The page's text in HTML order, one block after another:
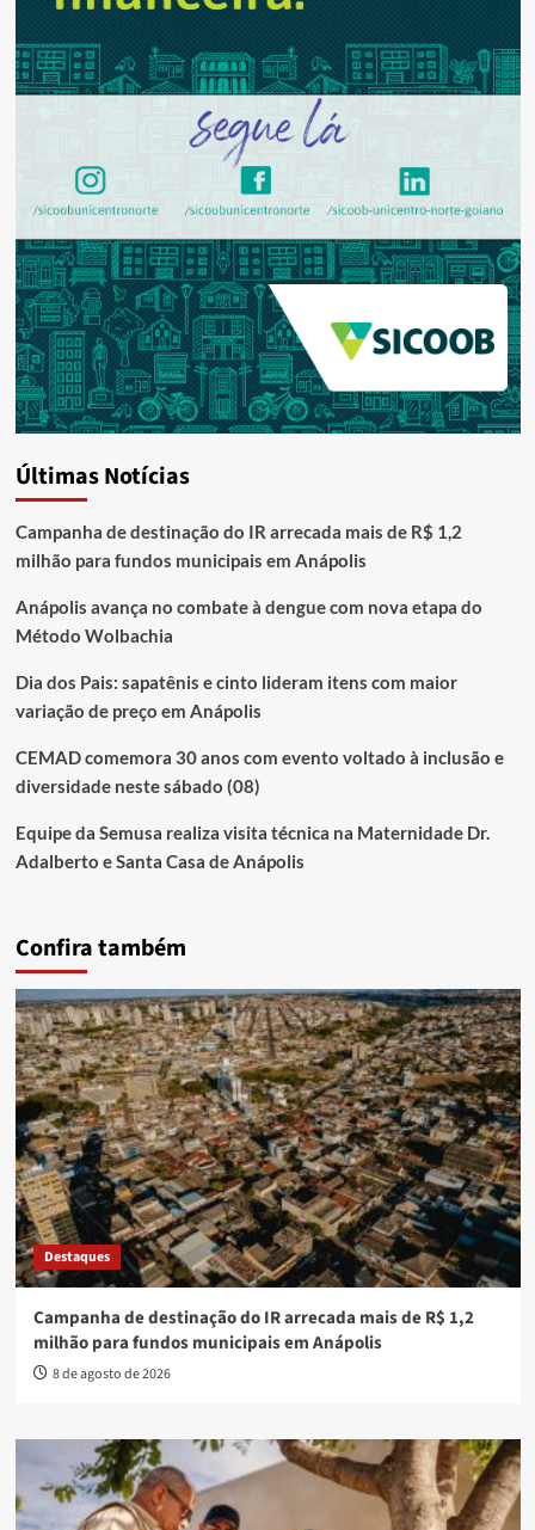
Últimas Notícias
Campanha de destinação do IR arrecada mais de R$ 1,2
milhão para fundos municipais em Anápolis
Anápolis avança no combate à dengue com nova etapa do
Método Wolbachia
Dia dos Pais: sapatênis e cinto lideram itens com maior
variação de preço em Anápolis
CEMAD comemora 30 anos com evento voltado à inclusão e
diversidade neste sábado (08)
Equipe da Semusa realiza visita técnica na Maternidade Dr.
Adalberto e Santa Casa de Anápolis
Confira também
Destaques
Campanha de destinação do IR arrecada mais de R$ 1,2
milhão para fundos municipais em Anápolis
8 de agosto de 2026